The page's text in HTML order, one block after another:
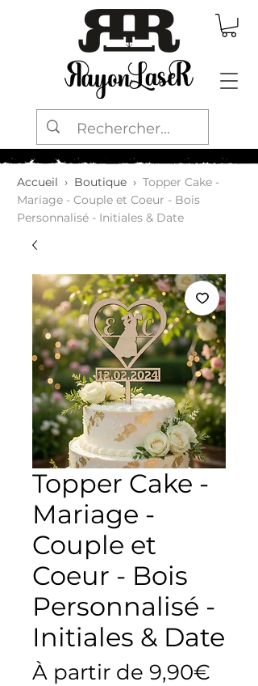
Accueil › Boutique › Topper Cake -
Mariage - Couple et Coeur - Bois
Personnalisé - Initiales & Date
Topper Cake -
Mariage -
Couple et
Coeur - Bois
Personnalisé -
Initiales & Date
À partir de 9,90€